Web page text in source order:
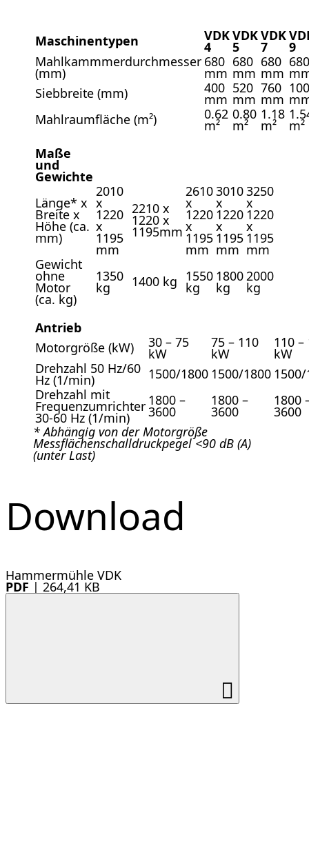
Maschinentypen VDK
4
VDK
5
VDK
7
9
Mahlkammmerdurchmesser
(mm)
680
mm
680
mm
680
mm
680
Siebbreite (mm)
400
mm
520
mm
760
mm
Mahlraumfläche (m²)
0.62
m²
0.80
m²
1.18
m²
m²
Maße
und
Gewichte
Länge* x
Breite x
Höhe (ca.
mm)
2010
x
1220
x
1195
mm
2210 x
1220 x
1195mm
2610
x
1220
x
1195
mm
3010
x
1220
x
1195
mm
3250
x
1220
x
1195
mm
Gewicht
ohne
Motor
(ca. kg)
1350
kg 1400 kg 1550
kg
1800
kg
2000
kg
Antrieb
Motorgröße (kW)
30 – 75
kW
75 – 110
kW
110 –
kW
Drehzahl 50 Hz/60
Hz (1/min) 1500/1800 1500/1800
Drehzahl mit
Frequenzumrichter
30-60 Hz (1/min)
1800 –
3600
1800 –
3600
1800
3600
* Abhängig von der Motorgröße
Messflächenschalldruckpegel <90 dB (A)
(unter Last)
Download
Hammermühle VDK
PDF | 264,41 KB